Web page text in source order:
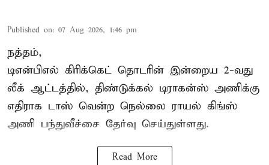
Published on: 07 Aug 2026, 1:46 pm
நத்தம்,
டிஎன்பிஎல் கிரிக்கெட் தொடரின் இன்றைய 2-வது
லீக் ஆட்டத்தில், திண்டுக்கல் டிராகன்ஸ் அணிக்கு
எதிராக டாஸ் வென்ற நெல்லை ராயல் கிங்ஸ்
அணி பந்துவீச்சை தேர்வு செய்துள்ளது.
Read More